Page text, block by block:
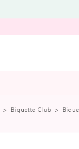
Biquette Club